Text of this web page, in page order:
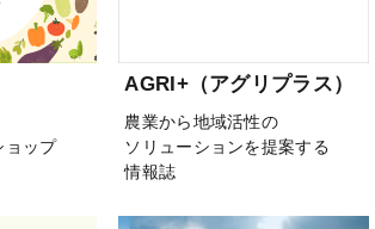
ョップ
AGRI+（アグリプラス）
農業から地域活性の
ソリューションを提案する
情報誌